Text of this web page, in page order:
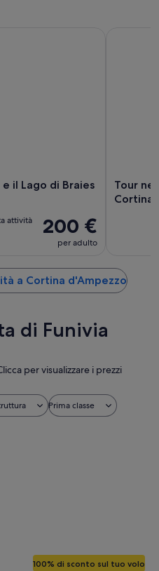
il Lago di Braies
200 €
per adulto
attività
Tour
Cortina
a Cortina d'Ampezzo
di Funivia
per visualizzare i prezzi
Prima classe
100% di sconto sul tuo volo